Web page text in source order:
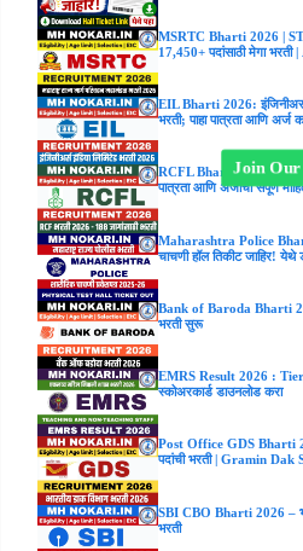
MSRTC Bharti 2026 |
17,450+ पदांसाठी मेगा
EIL Bharti 2026: इंजिनीअर्स
भरती; पाहा पात्रता आणि अर्ज
RCFL Bharti 2026: 188
पात्रता आणि अर्जाची संपूर्ण
Maharashtra Police
चाचणी हॉल तिकीट जाहिर! येथे
Bank of Baroda Bharti
भरती सुरू
EMRS Result 2026 : Tier-
स्कोअरकार्ड डाउनलोड करा
Post Office GDS Bharti
पदांची भरती | Gramin
SBI CBO Bharti 2026 –
भरती
Join